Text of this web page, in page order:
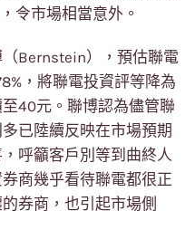
令市場相當意外。
Bernstein），預估聯電
，將聯電投資評等降為
至40元。聯博認為儘管聯
已陸續反映在市場預期
呼籲客戶別等到曲終人
商幾乎看待聯電都很正
券商，也引起市場側